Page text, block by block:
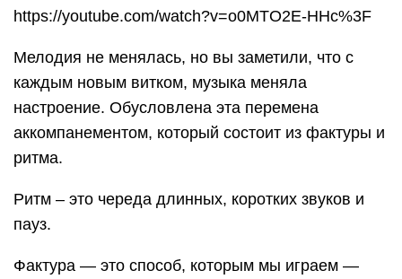
https://youtube.com/watch?v=o0MTO2E-HHc%3F
Мелодия не менялась, но вы заметили, что с
каждым новым витком, музыка меняла
настроение. Обусловлена эта перемена
аккомпанементом, который состоит из фактуры и
ритма.
Ритм – это череда длинных, коротких звуков и
пауз.
Фактура — это способ, которым мы играем —